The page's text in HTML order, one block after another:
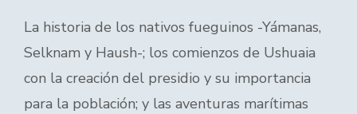
La historia de los nativos fueguinos -Yámanas,
Selknam y Haush-; los comienzos de Ushuaia
con la creación del presidio y su importancia
para la población; y las aventuras marítimas